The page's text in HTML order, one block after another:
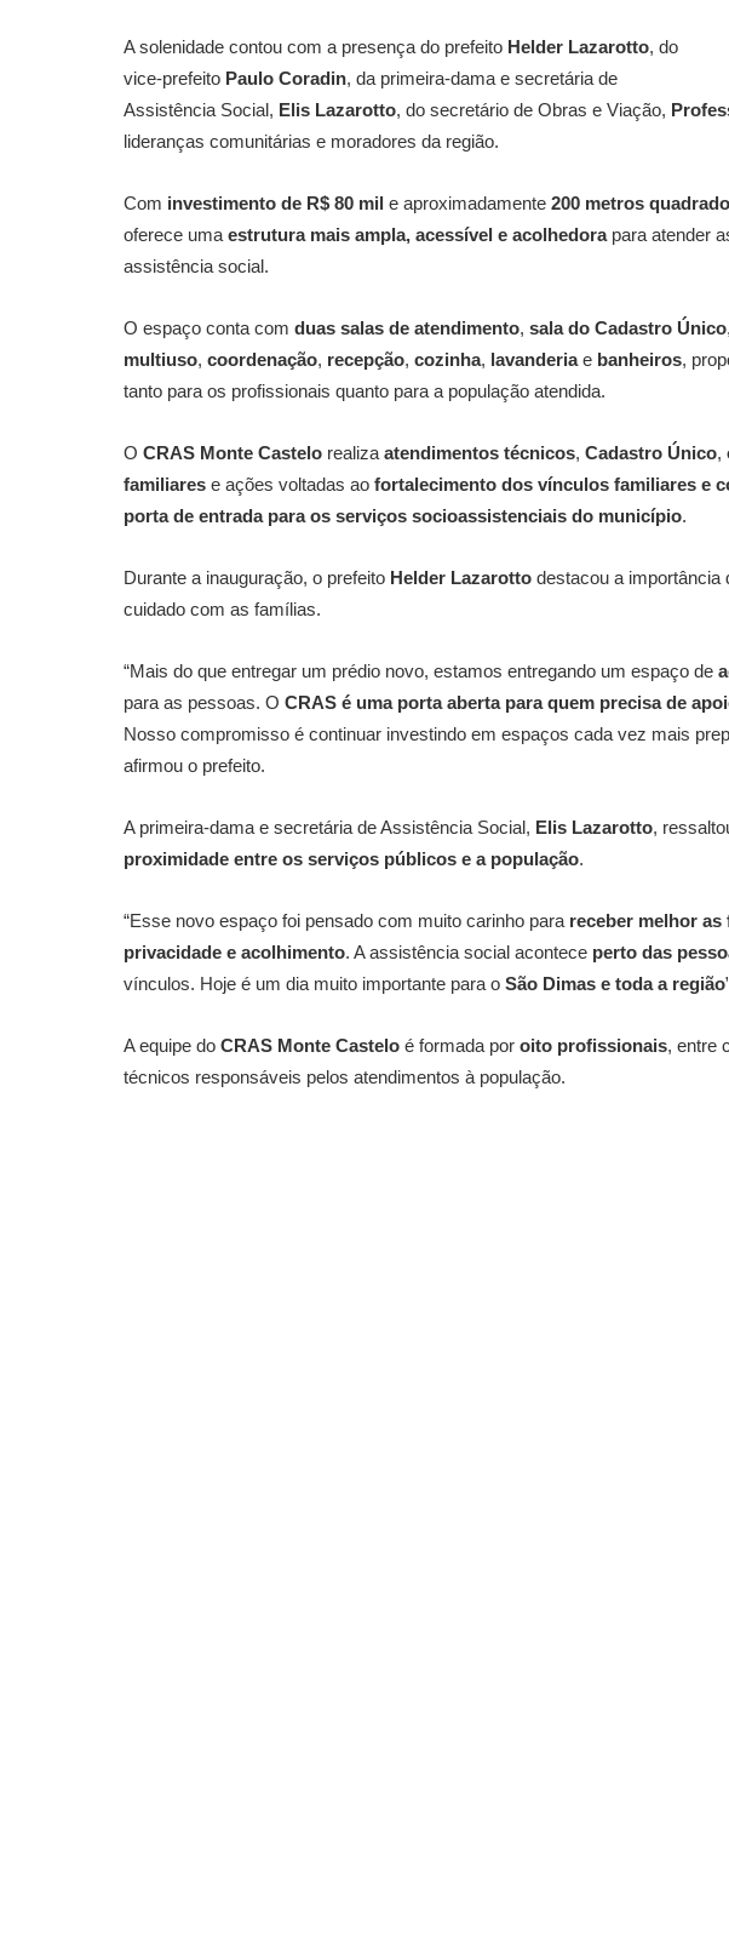
A solenidade contou com a presença do prefeito Helder Lazarotto, do
vice-prefeito Paulo Coradin, da primeira-dama e secretária de
Assistência Social, Elis Lazarotto, do secretário de Obras e Viação,
lideranças comunitárias e moradores da região.
Com investimento de R$ 80 mil e aproximadamente 200 metros
oferece uma estrutura mais ampla, acessível e acolhedorapara atender
assistência social.
O espaço conta com duas salas de atendimento, sala do Cadastro Único,
multiuso, coordenação, recepção, cozinha, lavanderiae banheiros,
tanto para os profissionais quanto para a população atendida.
O CRAS Monte Castelo realiza atendimentos técnicos, Cadastro Único,
familiares e ações voltadas ao fortalecimento dos vínculos familiares e
porta de entrada para os serviços socioassistenciais do município.
Durante a inauguração, o prefeito Helder Lazarotto destacou a importância
cuidado com as famílias.
“Mais do que entregar um prédio novo, estamos entregando um espaço de
para as pessoas. O CRAS é uma porta aberta para quem precisa de
Nosso compromisso é continuar investindo em espaços cada vez mais
afirmou o prefeito.
A primeira-dama e secretária de Assistência Social, Elis Lazarotto,
proximidade entre os serviços públicos e a população.
“Esse novo espaço foi pensado com muito carinho para receber melhor as
privacidade e acolhimento. A assistência social acontece perto das
vínculos. Hoje é um dia muito importante para o São Dimas e toda a região
A equipe do CRAS Monte Castelo é formada por oito profissionais, entre
técnicos responsáveis pelos atendimentos à população.